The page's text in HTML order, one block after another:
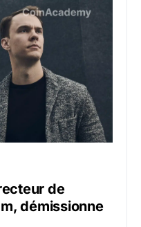
de Paradigm, Fred
de
démissionne